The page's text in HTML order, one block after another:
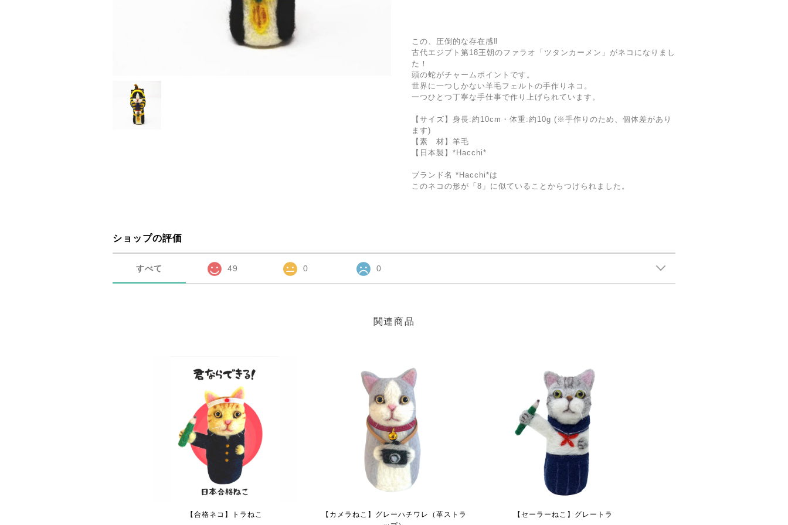
この、圧倒的な存在感‼
古代エジプト第18王朝のファラオ「ツタンカーメン」がネコになりまし
た！
頭の蛇がチャームポイントです。
世界に一つしかない羊毛フェルトの手作りネコ。
一つひとつ丁寧な手仕事で作り上げられています。
【サイズ】身長:約10cm・体重:約10g (※手作りのため、個体差があり
ます)
【素 材】羊毛
【日本製】*Hacchi*
ブランド名 *Hacchi*は
このネコの形が「8」に似ていることからつけられました。
ショップの評価
すべて 49 0 0
関連商品
【合格ネコ】トラねこ
【カメラねこ】グレーハチワレ（革ストラ
【セーラーねこ】グレートラ